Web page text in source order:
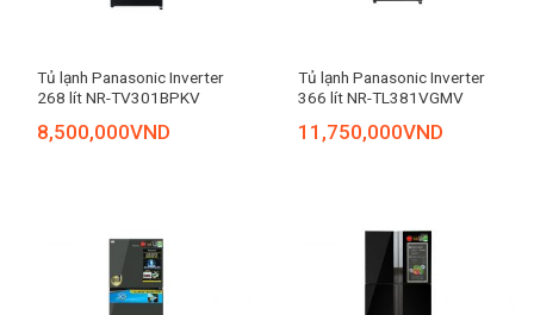
Tủ lạnh Panasonic Inverter
268 lít NR-TV301BPKV
8,500,000VND
Tủ lạnh Panasonic Inverter
366 lít NR-TL381VGMV
11,750,000VND